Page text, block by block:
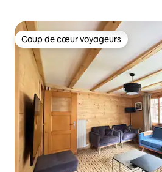
Coup de cœur voyageurs
Coup de cœur voyageurs